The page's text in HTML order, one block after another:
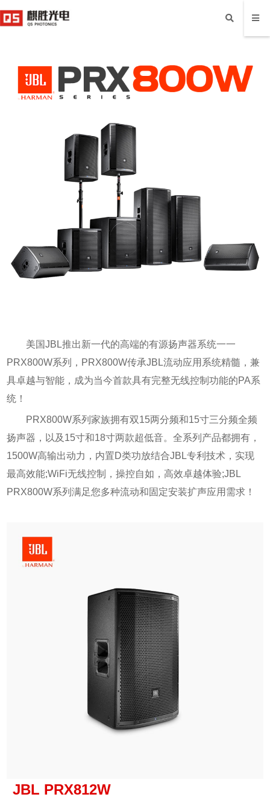
美国JBL推出新一代的高端的有源扬声器系统一一
PRX800W系列，PRX800W传承JBL流动应用系统精髓，兼
具卓越与智能，成为当今首款具有完整无线控制功能的PA系
统！
PRX800W系列家族拥有双15两分频和15寸三分频全频
扬声器，以及15寸和18寸两款超低音。全系列产品都拥有，
1500W高输出动力，内置D类功放结合JBL专利技术，实现
最高效能;WiFi无线控制，操控自如，高效卓越体验;JBL
PRX800W系列满足您多种流动和固定安装扩声应用需求！
JBL PRX812W